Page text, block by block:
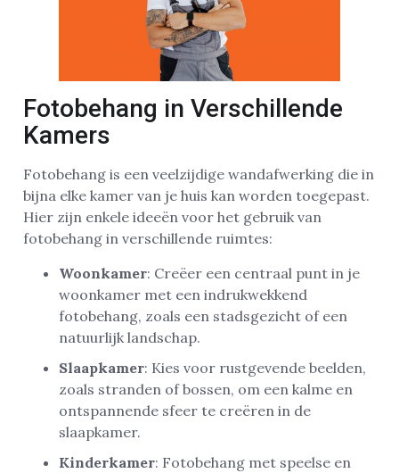
Fotobehang in Verschillende
Kamers
Fotobehang is een veelzijdige wandafwerking die in
bijna elke kamer van je huis kan worden toegepast.
Hier zijn enkele ideeën voor het gebruik van
fotobehang in verschillende ruimtes:
Woonkamer: Creëer een centraal punt in je
woonkamer met een indrukwekkend
fotobehang, zoals een stadsgezicht of een
natuurlijk landschap.
Slaapkamer: Kies voor rustgevende beelden,
zoals stranden of bossen, om een kalme en
ontspannende sfeer te creëren in de
slaapkamer.
Kinderkamer: Fotobehang met speelse en